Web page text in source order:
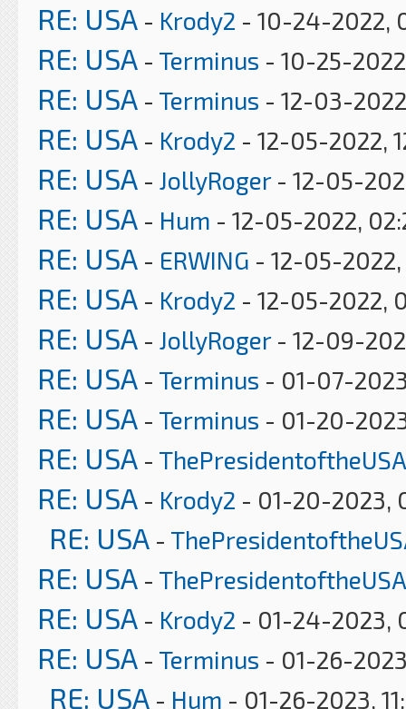
RE: USA - Krody2 - 10-24-2022,
RE: USA - Terminus - 10-25-
RE: USA - Terminus - 12-03-
RE: USA - Krody2 - 12-05-2022,
RE: USA - JollyRoger- 12-05-
RE: USA - Hum - 12-05-2022,
RE: USA - ERWING - 12-05-
RE: USA - Krody2 - 12-05-2022,
RE: USA - JollyRoger- 12-09-
RE: USA - Terminus - 01-07-
RE: USA - Terminus - 01-20-
RE: USA - ThePresidentoftheUSA
RE: USA - Krody2 - 01-20-2023,
RE: USA -
RE: USA - ThePresidentoftheUSA
RE: USA - Krody2 - 01-24-2023,
RE: USA - Terminus - 01-26-
RE: USA - Hum - 01-26-2023,